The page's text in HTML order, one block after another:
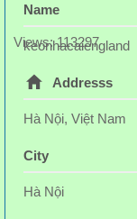
Name
keonhacaiengland
Addresss
Hà Nội, Việt Nam
City
Hà Nội
Views: 113297